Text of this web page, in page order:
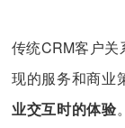
传统CRM客户关
现的服务和商业
业交互时的体验